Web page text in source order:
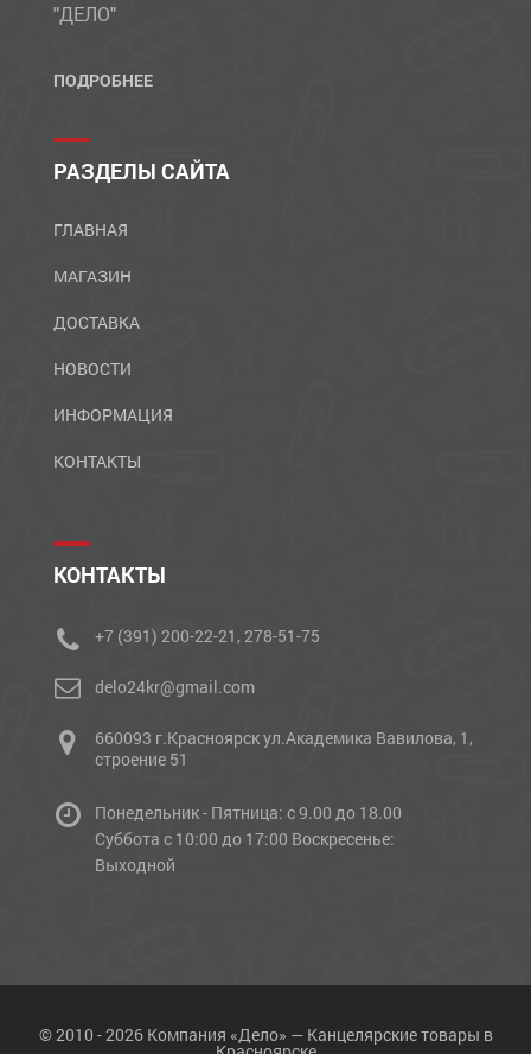
"ДЕЛО"
ПОДРОБНЕЕ
РАЗДЕЛЫ САЙТА
ГЛАВНАЯ
МАГАЗИН
ДОСТАВКА
НОВОСТИ
ИНФОРМАЦИЯ
КОНТАКТЫ
КОНТАКТЫ
+7 (391) 200-22-21, 278-51-75
delo24kr@gmail.com
660093 г.Красноярск ул.Академика Вавилова, 1,
строение 51
Понедельник - Пятница: с 9.00 до 18.00
Cуббота с 10:00 до 17:00 Воскресенье:
Выходной
© 2010 - 2026 Компания «Дело» — Канцелярские товары в